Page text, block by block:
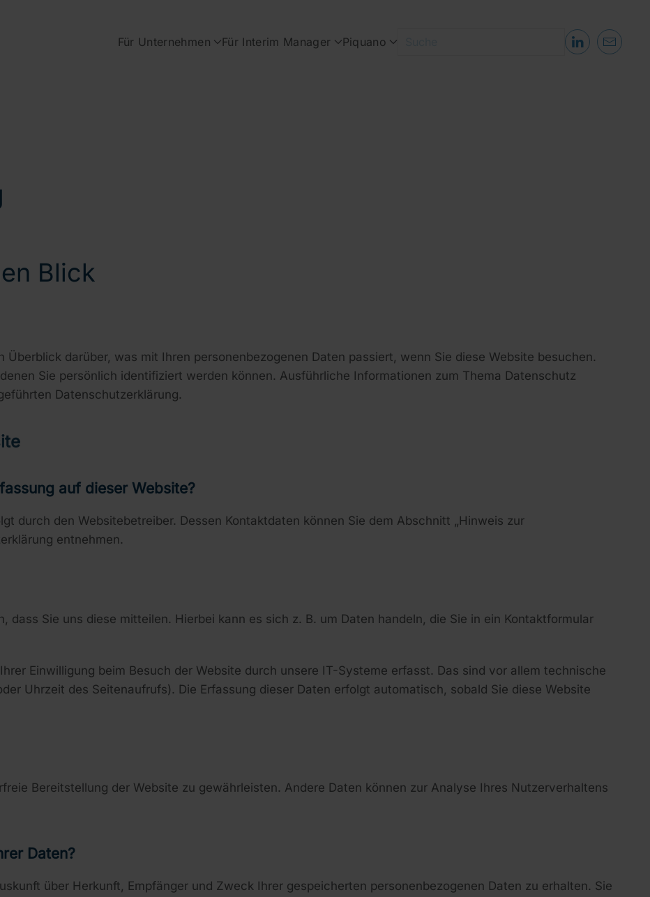
Für Unternehmen Für Interim Manager Piquano
Blick
Überblick darüber, was mit Ihren personenbezogenen Daten passiert, wenn Sie diese Website besuchen.
Sie persönlich identifiziert werden können. Ausführliche Informationen zum Thema Datenschutz
Datenschutzerklärung.
auf dieser Website?
durch den Websitebetreiber. Dessen Kontaktdaten können Sie dem Abschnitt „Hinweis zur
entnehmen.
dass Sie uns diese mitteilen. Hierbei kann es sich z. B. um Daten handeln, die Sie in ein Kontaktformular
Einwilligung beim Besuch der Website durch unsere IT-Systeme erfasst. Das sind vor allem technische
Uhrzeit des Seitenaufrufs). Die Erfassung dieser Daten erfolgt automatisch, sobald Sie diese Website
Bereitstellung der Website zu gewährleisten. Andere Daten können zur Analyse Ihres Nutzerverhaltens
Daten?
über Herkunft, Empfänger und Zweck Ihrer gespeicherten personenbezogenen Daten zu erhalten. Sie